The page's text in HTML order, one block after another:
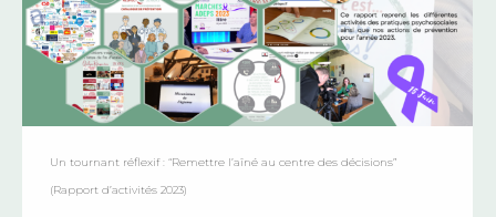
Un tournant réflexif : “Remettre l’aîné au centre des décisions”
(Rapport d’activités 2023)